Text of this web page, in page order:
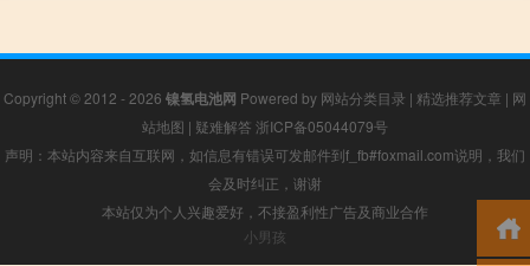
Copyright © 2012 - 2026 镍氢电池网 Powered by 网站分类目录 | 精选推荐文章 | 网
站地图 | 疑难解答 浙ICP备05044079号
声明：本站内容来自互联网，如信息有错误可发邮件到f_fb#foxmail.com说明，我们
会及时纠正，谢谢
本站仅为个人兴趣爱好，不接盈利性广告及商业合作
小男孩